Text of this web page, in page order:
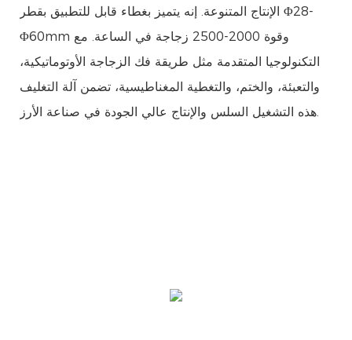
الإنتاج المتنوعة. إنه يتميز بغطاء قابل للتطبيق بقطر Φ28-
Φ60mm وقوة 2000-2500 زجاجة في الساعة. مع
التكنولوجيا المتقدمة مثل طريقة فك الزجاجة الأوتوماتيكية،
والتعبئة، والختم، والتغطية المغناطيسية، تضمن آلة التغليف
هذه التشغيل السلس والإنتاج عالي الجودة في صناعة الأرز.